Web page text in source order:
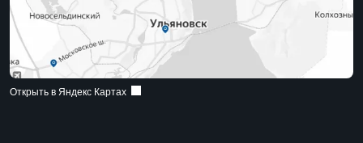
Открыть в Яндекс Картах